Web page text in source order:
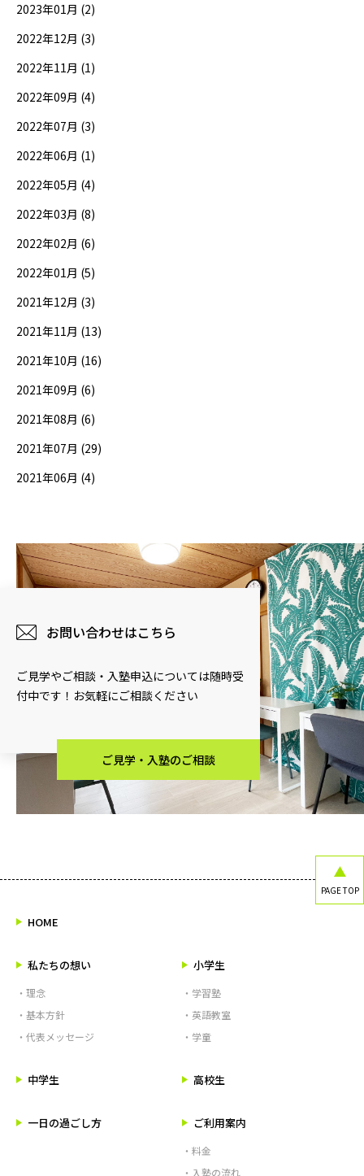
2023年01月 (2)
2022年12月 (3)
2022年11月 (1)
2022年09月 (4)
2022年07月 (3)
2022年06月 (1)
2022年05月 (4)
2022年03月 (8)
2022年02月 (6)
2022年01月 (5)
2021年12月 (3)
2021年11月 (13)
2021年10月 (16)
2021年09月 (6)
2021年08月 (6)
2021年07月 (29)
2021年06月 (4)
お問い合わせはこちら
ご見学やご相談・入塾申込については随時受
付中です！お気軽にご相談ください
ご見学・入塾のご相談
PAGE TOP
HOME
私たちの想い
・理念
・基本方針
・代表メッセージ
小学生
・学習塾
・英語教室
・学童
中学生 高校生
一日の過ごし方 ご利用案内
・料金
・入塾の流れ